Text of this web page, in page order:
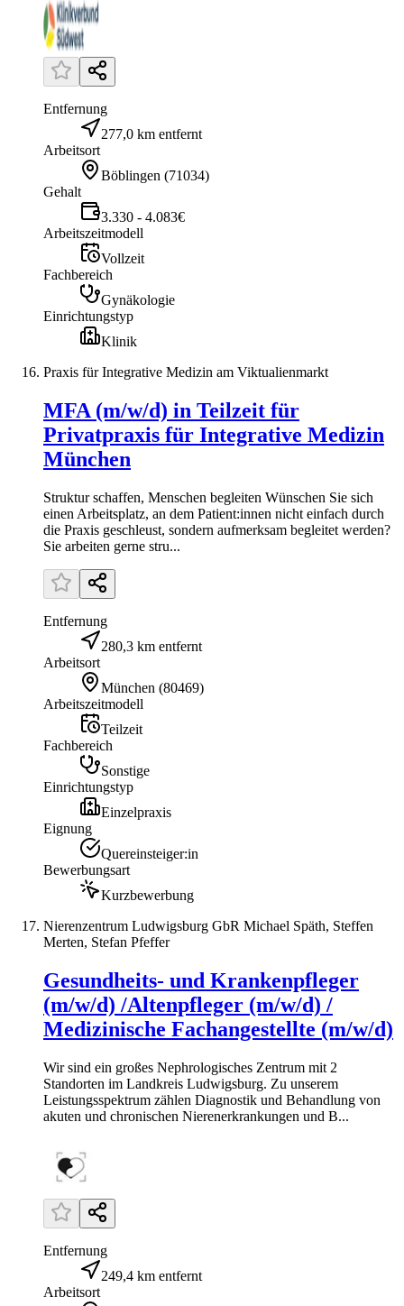
Entfernung
277,0 km entfernt
Arbeitsort
Böblingen (71034)
Gehalt
3.330 - 4.083€
Arbeitszeitmodell
Vollzeit
Fachbereich
Gynäkologie
Einrichtungstyp
Klinik
Praxis für Integrative Medizin am Viktualienmarkt
MFA (m/w/d) in Teilzeit für
Privatpraxis für Integrative Medizin
München
Struktur schaffen, Menschen begleiten Wünschen Sie sich
einen Arbeitsplatz, an dem Patient:innen nicht einfach durch
die Praxis geschleust, sondern aufmerksam begleitet werden?
Sie arbeiten gerne stru...
Entfernung
280,3 km entfernt
Arbeitsort
München (80469)
Arbeitszeitmodell
Teilzeit
Fachbereich
Sonstige
Einrichtungstyp
Einzelpraxis
Eignung
Quereinsteiger:in
Bewerbungsart
Kurzbewerbung
Nierenzentrum Ludwigsburg GbR Michael Späth, Steffen
Merten, Stefan Pfeffer
Gesundheits- und Krankenpfleger
(m/w/d) /Altenpfleger (m/w/d) /
Medizinische Fachangestellte (m/w/d)
Wir sind ein großes Nephrologisches Zentrum mit 2
Standorten im Landkreis Ludwigsburg. Zu unserem
Leistungsspektrum zählen Diagnostik und Behandlung von
akuten und chronischen Nierenerkrankungen und B...
Entfernung
249,4 km entfernt
Arbeitsort